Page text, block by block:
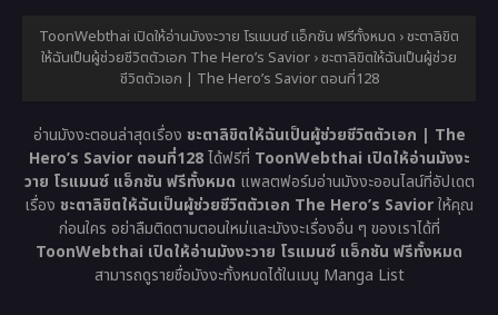
ToonWebthai เปิดให้อ่านมังงะวาย โรแมนซ์ แอ็กชัน ฟรีทั้งหมด ›ชะตาลิขิต
ให้ฉันเป็นผู้ช่วยชีวิตตัวเอก The Hero’s Savior ›ชะตาลิขิตให้ฉันเป็นผู้ช่วย
ชีวิตตัวเอก | The Hero’s Savior ตอนที่128
อ่านมังงะตอนล่าสุดเรื่อง ชะตาลิขิตให้ฉันเป็นผู้ช่วยชีวิตตัวเอก | The
Hero’s Savior ตอนที่128ได้ฟรีที่ ToonWebthai เปิดให้อ่านมังงะ
วาย โรแมนซ์ แอ็กชัน ฟรีทั้งหมด แพลตฟอร์มอ่านมังงะออนไลน์ที่อัปเดต
เรื่อง ชะตาลิขิตให้ฉันเป็นผู้ช่วยชีวิตตัวเอก The Hero’s Saviorให้คุณ
ก่อนใคร อย่าลืมติดตามตอนใหม่และมังงะเรื่องอื่น ๆ ของเราได้ที่
ToonWebthai เปิดให้อ่านมังงะวาย โรแมนซ์ แอ็กชัน ฟรีทั้งหมด
สามารถดูรายชื่อมังงะทั้งหมดได้ในเมนู Manga List